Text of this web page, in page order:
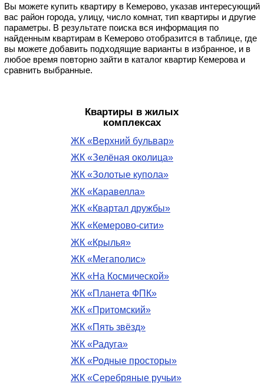
Вы можете купить квартиру в Кемерово, указав интересующий
вас район города, улицу, число комнат, тип квартиры и другие
параметры. В результате поиска вся информация по
найденным квартирам в Кемерово отобразится в таблице, где
вы можете добавить подходящие варианты в избранное, и в
любое время повторно зайти в каталог квартир Кемерова и
сравнить выбранные.
Квартиры в жилых
комплексах
ЖК «Верхний бульвар»
ЖК «Зелёная околица»
ЖК «Золотые купола»
ЖК «Каравелла»
ЖК «Квартал дружбы»
ЖК «Кемерово-сити»
ЖК «Крылья»
ЖК «Мегаполис»
ЖК «На Космической»
ЖК «Планета ФПК»
ЖК «Притомский»
ЖК «Пять звёзд»
ЖК «Радуга»
ЖК «Родные просторы»
ЖК «Серебряные ручьи»